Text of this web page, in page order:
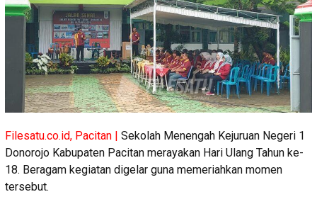
Filesatu.co.id, Pacitan |
Sekolah Menengah Kejuruan Negeri 1
Donorojo Kabupaten Pacitan merayakan Hari Ulang Tahun ke-
18. Beragam kegiatan digelar guna memeriahkan momen
tersebut.